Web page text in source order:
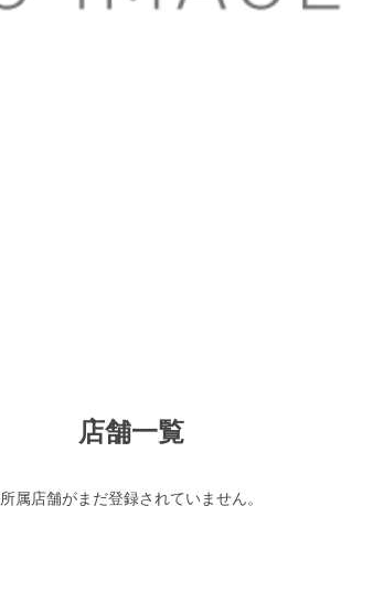
店舗一覧
所属店舗がまだ登録されていません。